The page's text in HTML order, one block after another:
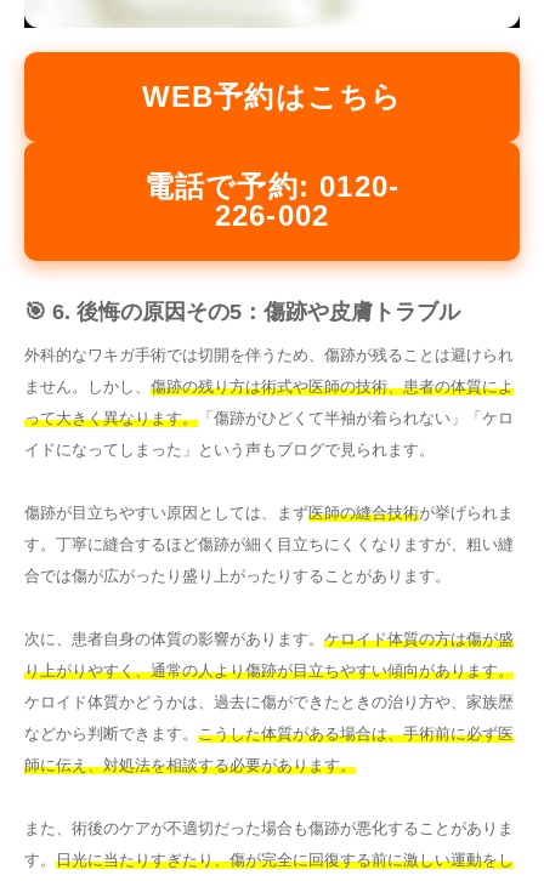
WEB予約はこちら
電話で予約: 0120-
226-002
🎯 6. 後悔の原因その5：傷跡や皮膚トラブル
外科的なワキガ手術では切開を伴うため、傷跡が残ることは避けられ
ません。しかし、 傷跡の残り方は術式や医師の技術、患者の体質によ
って大きく異なります。 「傷跡がひどくて半袖が着られない」「ケロ
イドになってしまった」という声もブログで見られます。
傷跡が目立ちやすい原因としては、まず医師の縫合技術が挙げられま
す。丁寧に縫合するほど傷跡が細く目立ちにくくなりますが、粗い縫
合では傷が広がったり盛り上がったりすることがあります。
次に、患者自身の体質の影響があります。 ケロイド体質の方は傷が盛
り上がりやすく、通常の人より傷跡が目立ちやすい傾向があります。
ケロイド体質かどうかは、過去に傷ができたときの治り方や、家族歴
などから判断できます。 こうした体質がある場合は、手術前に必ず医
師に伝え、対処法を相談する必要があります。
また、術後のケアが不適切だった場合も傷跡が悪化することがありま
す。 日光に当たりすぎたり、傷が完全に回復する前に激しい運動をし